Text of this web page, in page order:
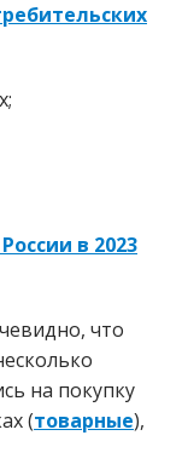
в 2023
что
на покупку
(товарные),